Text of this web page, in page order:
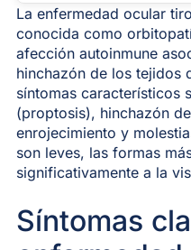
ENLACE TOC
La enfermedad ocular
conocida como
afección autoinmune
hinchazón de los tejidos
síntomas característicos
(proptosis), hinchazón
enrojecimiento y
son leves, las formas
significativamente a la
Síntomas